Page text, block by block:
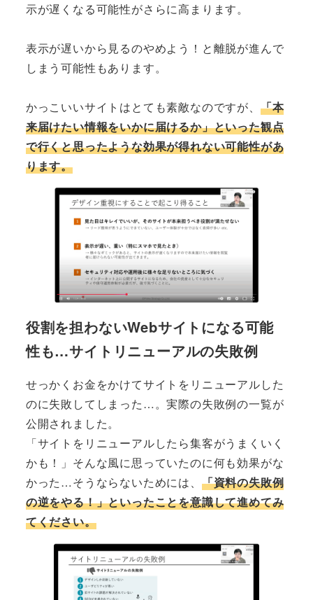
示が遅くなる可能性がさらに高まります。
表示が遅いから見るのやめよう！と離脱が進んで
しまう可能性もあります。
かっこいいサイトはとても素敵なのですが、 「本
来届けたい情報をいかに届けるか」といった観点
で行くと思ったような効果が得れない可能性があ
ります。
役割を担わないWebサイトになる可能
性も…サイトリニューアルの失敗例
せっかくお金をかけてサイトをリニューアルした
のに失敗してしまった…。実際の失敗例の一覧が
公開されました。
「サイトをリニューアルしたら集客がうまくいく
かも！」そんな風に思っていたのに何も効果がな
かった…そうならないためには、 「資料の失敗例
の逆をやる！」といったことを意識して進めてみ
てください。